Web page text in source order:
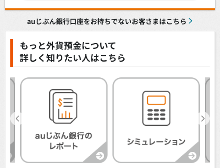
auじぶん銀行口座をお持ちでないお客さまはこちら
もっと外貨預金について
詳しく知りたい人はこちら